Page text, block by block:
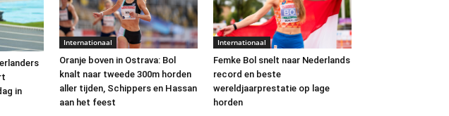
in
Internationaal
Oranje boven in Ostrava: Bol
knalt naar tweede 300m horden
aller tijden, Schippers en Hassan
aan het feest
Internationaal
Femke Bol snelt naar Nederlands
record en beste
wereldjaarprestatie op lage
horden